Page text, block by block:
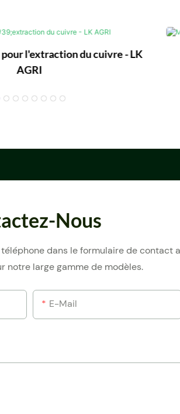
l'extraction du cuivre - LK
AGRI
Nous
dans le formulaire de contact
notre large gamme de modèles.
E-Mail